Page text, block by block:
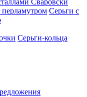
Сваровски
перламутром Серьги с
Серьги-кольца